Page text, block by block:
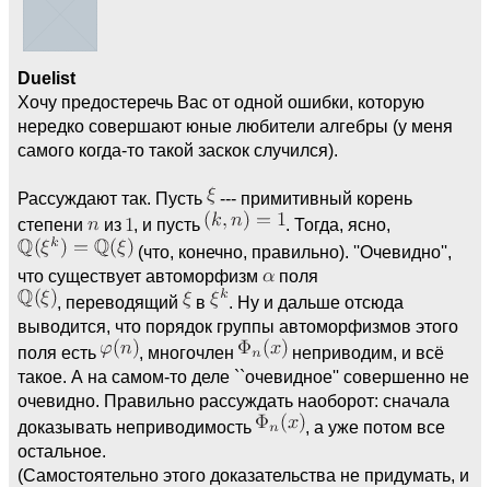
Duelist
Хочу предостеречь Вас от одной ошибки, которую
нередко совершают юные любители алгебры (у меня
самого когда-то такой заскок случился).
Рассуждают так. Пусть
--- примитивный корень
степени
из , и пусть
. Тогда, ясно,
(что, конечно, правильно). ''Очевидно'',
что существует автоморфизм
поля
, переводящий
в
. Ну и дальше отсюда
выводится, что порядок группы автоморфизмов этого
поля есть
, многочлен
неприводим, и всё
такое. А на самом-то деле ``очевидное'' совершенно не
очевидно. Правильно рассуждать наоборот: сначала
доказывать неприводимость
, а уже потом все
остальное.
(Самостоятельно этого доказательства не придумать, и